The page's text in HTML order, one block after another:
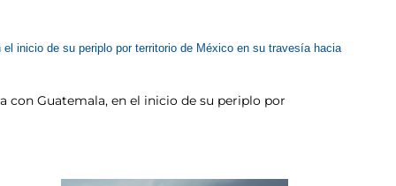
con Guatemala, en el inicio de su periplo por